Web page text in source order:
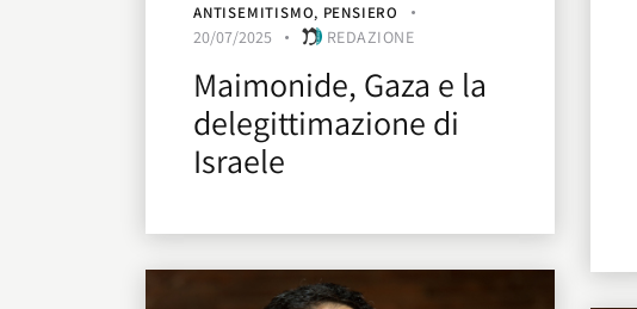
ANTISEMITISMO, PENSIERO
20/07/2025 REDAZIONE
Maimonide, Gaza e la
delegittimazione di
Israele